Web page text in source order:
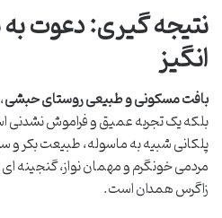
نتیجه گیری: دعوت
انگیز
بافت مسکونی و طبیعی روستای حبشی
بلکه یک تجربه عمیق و فراموش نشدنی
پلکانی شبیه به ماسوله، طبیعت بکر و
مردمی خونگرم و مهمان نواز، گنجینه
زاگرس همدان است.